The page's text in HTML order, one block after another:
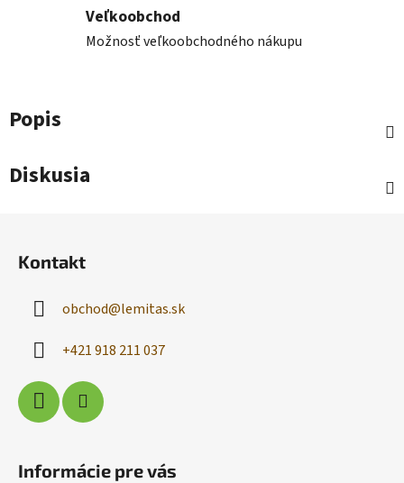
Veľkoobchod
Možnosť veľkoobchodného nákupu
Popis
Diskusia
Kontakt
obchod@lemitas.sk
+421 918 211 037
Informácie pre vás